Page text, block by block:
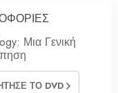
Μια Γενική
ΤΟ DVD